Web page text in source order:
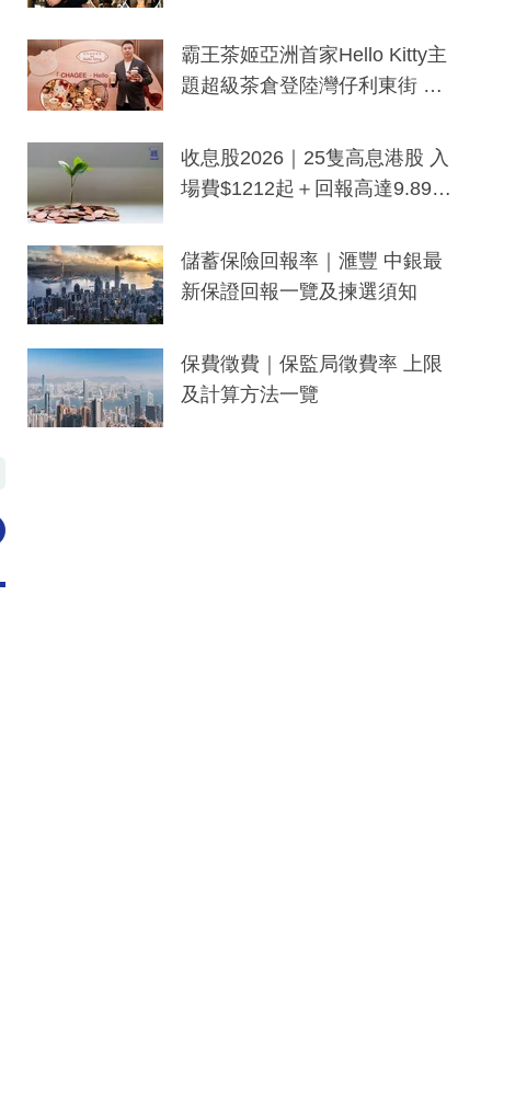
分鐘生成「貼地」宣傳短片
霸王茶姬亞洲首家Hello Kitty主
題超級茶倉登陸灣仔利東街 推
y及香港限定特調系列
收息股2026｜25隻高息港股 入
場費$1212起＋回報高達9.89
儲蓄保險回報率｜滙豐 中銀最
新保證回報一覽及揀選須知
保費徵費｜保監局徵費率 上限
及計算方法一覽